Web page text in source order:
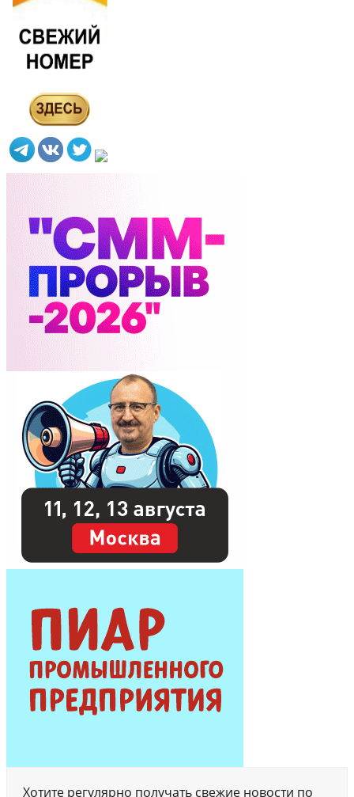
Хотите регулярно получать свежие новости по